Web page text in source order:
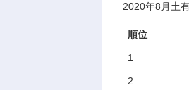
2020年8月土
順位
1
2